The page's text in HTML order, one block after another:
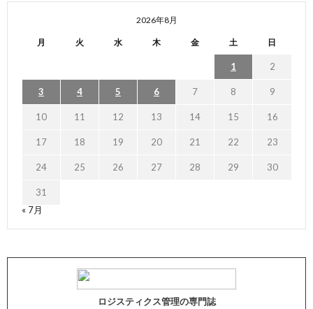
2026年8月
月 火 水 木 金 土 日
1 2
3 4 5 6 7 8 9
10 11 12 13 14 15 16
17 18 19 20 21 22 23
24 25 26 27 28 29 30
31
« 7月
ロジスティクス管理の専門誌